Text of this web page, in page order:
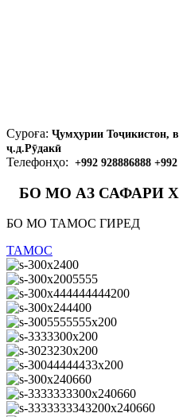
Суроға: Ҷумҳурии Тоҷикистон,
ҷ.д.Рӯдакӣ
Телефонҳо: +992 928886888
БО МО АЗ САФАРИ
БО МО ТАМОС ГИРЕД
ТАМОС